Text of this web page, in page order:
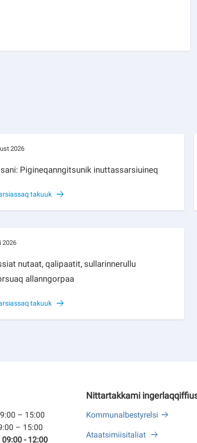
2026
Pigineqanngitsunik inuttassarsiuineq
takuuk
2026
nutaat, qalipaatit, sullarinnerullu
allanngorpaa
takuuk
– 15:00
– 15:00
- 12:00
Nittartakkami
Kommunalbestyrelsi
Ataatsimiisitaliat